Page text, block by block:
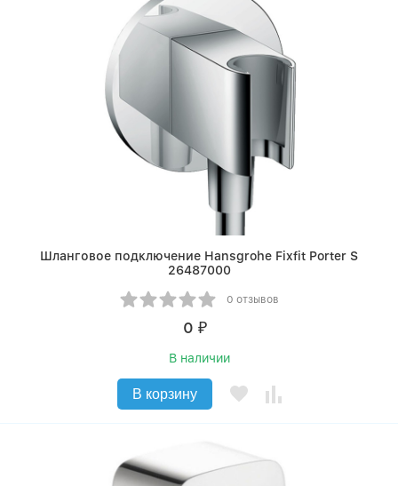
Шланговое подключение Hansgrohe Fixfit Porter S
26487000
0 отзывов
0 ₽
В наличии
В корзину